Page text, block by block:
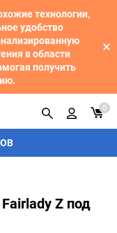
технологии,
удобство
в области
получить
0
Z под